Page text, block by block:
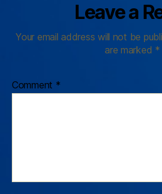
Leave a
Your email address will not be
are marked *
Comment *